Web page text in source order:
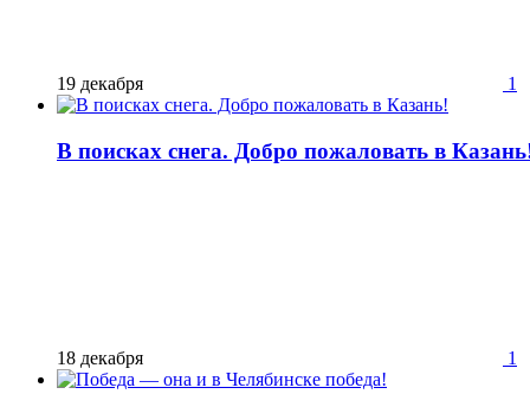
19 декабря 1
В поисках снега. Добро пожаловать в
18 декабря 1